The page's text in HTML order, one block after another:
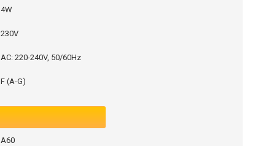
4W
230V
AC: 220-240V, 50/60Hz
F (A-G)
A60